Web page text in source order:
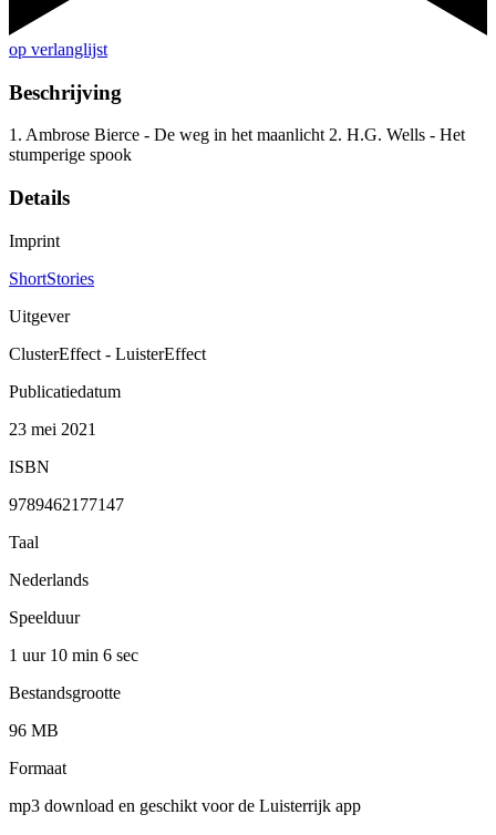
op verlanglijst
Beschrijving
1. Ambrose Bierce - De weg in het maanlicht 2. H.G. Wells - Het
stumperige spook
Details
Imprint
ShortStories
Uitgever
ClusterEffect - LuisterEffect
Publicatiedatum
23 mei 2021
ISBN
9789462177147
Taal
Nederlands
Speelduur
1 uur 10 min 6 sec
Bestandsgrootte
96 MB
Formaat
mp3 download en geschikt voor de Luisterrijk app